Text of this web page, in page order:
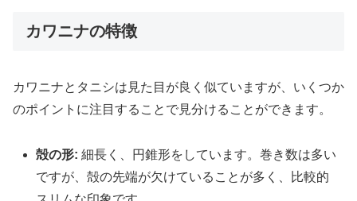
カワニナの特徴
カワニナとタニシは見た目が良く似ていますが、いくつか
のポイントに注目することで見分けることができます。
殻の形: 細長く、円錐形をしています。巻き数は多い
ですが、殻の先端が欠けていることが多く、比較的